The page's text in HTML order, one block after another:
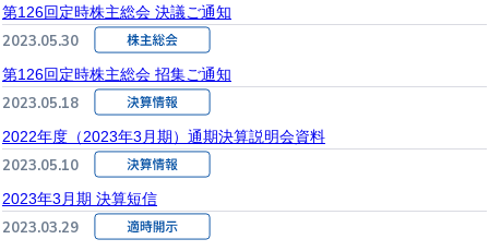
第126回定時株主総会 決議ご通知
2023.05.30
第126回定時株主総会 招集ご通知
2023.05.18
2022年度（2023年3月期）通期決算説明会資料
2023.05.10
2023年3月期 決算短信
2023.03.29